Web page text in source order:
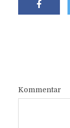
Kommentar